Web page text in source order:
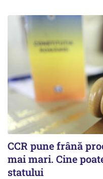
CCR pune frână
mai mari. Cine
statului